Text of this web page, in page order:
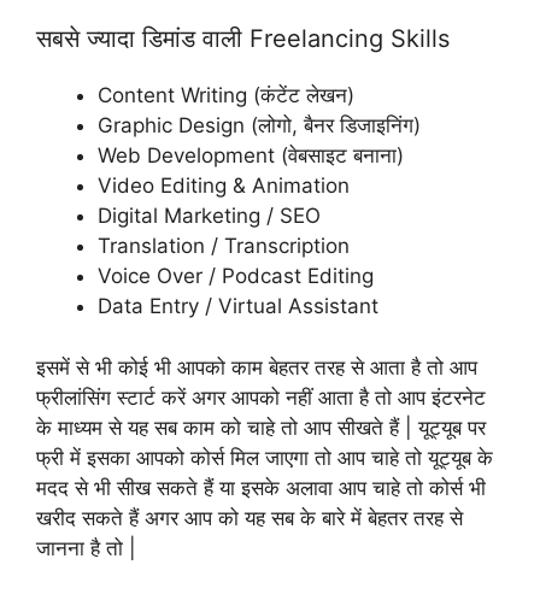
सबसे ज्यादा डिमांड वाली Freelancing Skills
Content Writing (कंटेंट लेखन)
Graphic Design (लोगो, बैनर डिजाइनिंग)
Web Development (वेबसाइट बनाना)
Video Editing & Animation
Digital Marketing / SEO
Translation / Transcription
Voice Over / Podcast Editing
Data Entry / Virtual Assistant
इसमें से भी कोई भी आपको काम बेहतर तरह से आता है तो आप
फ्रीलांसिंग स्टार्ट करें अगर आपको नहीं आता है तो आप इंटरनेट
के माध्यम से यह सब काम को चाहे तो आप सीखते हैं | यूट्यूब पर
फ्री में इसका आपको कोर्स मिल जाएगा तो आप चाहे तो यूट्यूब के
मदद से भी सीख सकते हैं या इसके अलावा आप चाहे तो कोर्स भी
खरीद सकते हैं अगर आप को यह सब के बारे में बेहतर तरह से
जानना है तो |